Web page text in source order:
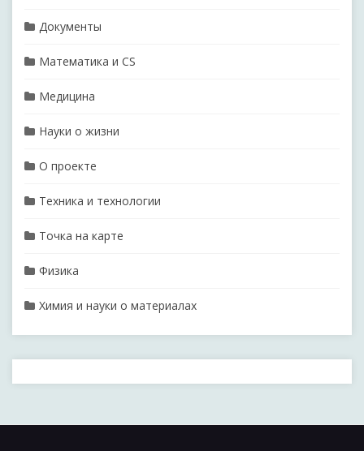
Документы
Математика и CS
Медицина
Науки о жизни
О проекте
Техника и технологии
Точка на карте
Физика
Химия и науки о материалах